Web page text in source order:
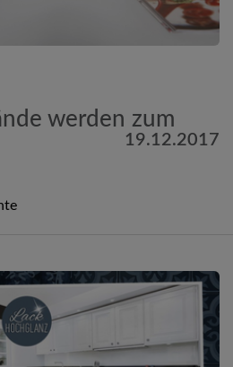
werden zum
19.12.2017